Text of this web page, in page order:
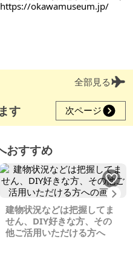
https://okawamuseum.jp/
全部見る
す 次ページ
おすすめ
建物状況などは把握してま
せん、DIY好きな方、その
他ご活用いただける方へ